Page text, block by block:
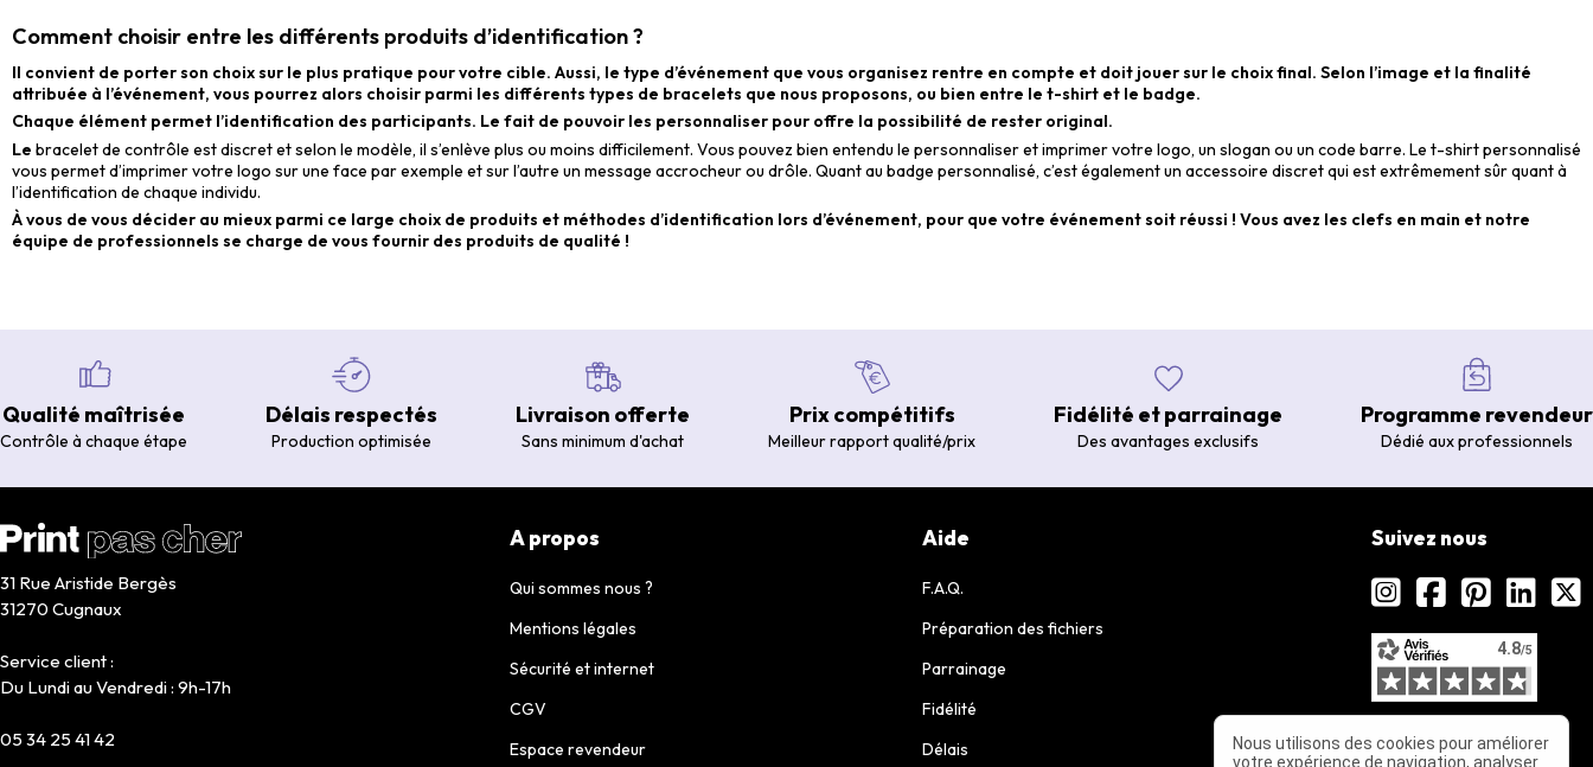
Comment choisir entre les différents produits d’identification ?
Il convient de porter son choix sur le plus pratique pour votre cible. Aussi, le type d’événement que vous organisez rentre en compte et doit jouer sur le choix final. Selon l’image et la finalité
attribuée à l’événement, vous pourrez alors choisir parmi les différents types de bracelets que nous proposons, ou bien entre le t-shirt et le badge.
Chaque élément permet l’identification des participants. Le fait de pouvoir les personnaliser pour offre la possibilité de rester original.
Le bracelet de contrôle est discret et selon le modèle, il s’enlève plus ou moins difficilement. Vous pouvez bien entendu le personnaliser et imprimer votre logo, un slogan ou un code barre. Le t-shirt personnalisé
vous permet d’imprimer votre logo sur une face par exemple et sur l’autre un message accrocheur ou drôle. Quant au badge personnalisé, c’est également un accessoire discret qui est extrêmement sûr quant à
l’identification de chaque individu.
À vous de vous décider au mieux parmi ce large choix de produits et méthodes d’identification lors d’événement, pour que votre événement soit réussi ! Vous avez les clefs en main et notre
équipe de professionnels se charge de vous fournir des produits de qualité !
Qualité maîtrisée
Contrôle à chaque étape
Délais respectés
Production optimisée
Livraison offerte
Sans minimum d'achat
Prix compétitifs
Meilleur rapport qualité/prix
Fidélité et parrainage
Des avantages exclusifs
Programme revendeur
Dédié aux professionnels
31 Rue Aristide Bergès
31270 Cugnaux
Service client :
Du Lundi au Vendredi : 9h-17h
05 34 25 41 42
A propos
Qui sommes nous ?
Mentions légales
Sécurité et internet
CGV
Espace revendeur
Aide
F.A.Q.
Préparation des fichiers
Parrainage
Fidélité
Délais
Suivez nous
Nous utilisons des cookies pour améliorer
votre expérience de navigation, analyser